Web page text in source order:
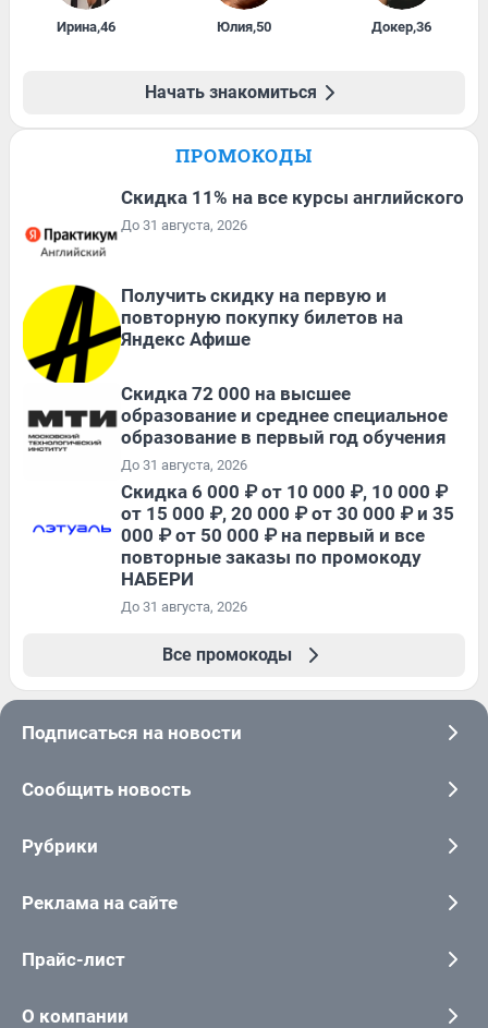
Ирина,46 Юлия,50 Докер,36
Начать знакомиться
ПРОМОКОДЫ
Скидка 11% на все курсы английского
До 31 августа, 2026
Получить скидку на первую и
повторную покупку билетов на
Яндекс Афише
Скидка 72 000 на высшее
образование и среднее специальное
образование в первый год обучения
До 31 августа, 2026
Скидка 6 000 ₽ от 10 000 ₽, 10 000 ₽
от 15 000 ₽, 20 000 ₽ от 30 000 ₽ и 35
000 ₽ от 50 000 ₽ на первый и все
повторные заказы по промокоду
НАБЕРИ
До 31 августа, 2026
Все промокоды
Подписаться на новости
Сообщить новость
Рубрики
Реклама на сайте
Прайс-лист
О компании